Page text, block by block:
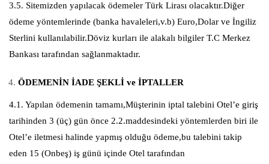
3.5. Sitemizden yapılacak ödemeler Türk Lirası olacaktır.Diğer
ödeme yöntemlerinde (banka havaleleri,v.b) Euro,Dolar ve İngiliz
Sterlini kullanılabilir.Döviz kurları ile alakalı bilgiler T.C Merkez
Bankası tarafından sağlanmaktadır.
ÖDEMENİN İADE ŞEKLİ ve İPTALLER
4.1. Yapılan ödemenin tamamı,Müşterinin iptal talebini Otel’e giriş
tarihinden 3 (üç) gün önce 2.2.maddesindeki yöntemlerden biri ile
Otel’e iletmesi halinde yapmış olduğu ödeme,bu talebini takip
eden 15 (Onbeş) iş günü içinde Otel tarafından